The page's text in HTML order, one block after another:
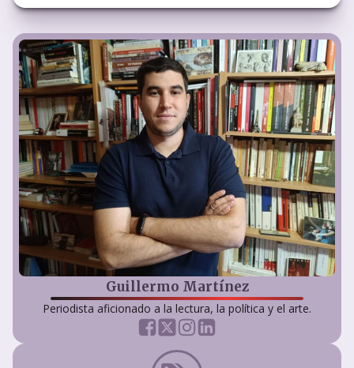
Guillermo Martínez
Periodista aficionado a la lectura, la política y el arte.